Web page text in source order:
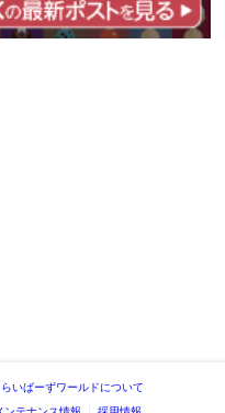
らいばーずワールドについて